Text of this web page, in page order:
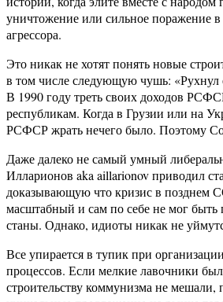
уничтожение или сильное поражение
агрессора.
Это никак не хотят понять новые
в том числе следующую чушь: «Рухнул
В 1990 году треть своих доходов
республикам. Когда в Грузии или на
РСФСР жрать нечего было. Поэтому
Даже далеко не самый умный
Илларионов aka aillarionov приводил
доказывающую что кризис в позднем
масштабный и сам по себе не мог быть
станы. Однако, идиоты никак не
Все упирается в тупик при
процессов. Если мелкие лавочники
строительству коммунизма не мешали,